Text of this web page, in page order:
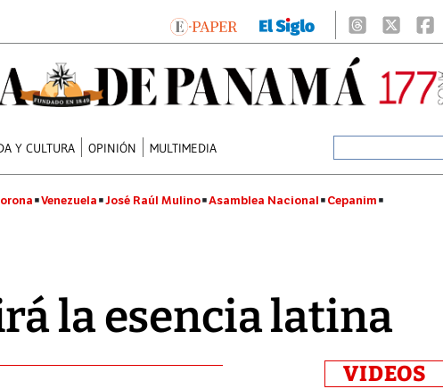
Y CULTURA OPINIÓN MULTIMEDIA
Venezuela José Raúl Mulino Asamblea Nacional Cepanim
la esencia latina
VIDEOS